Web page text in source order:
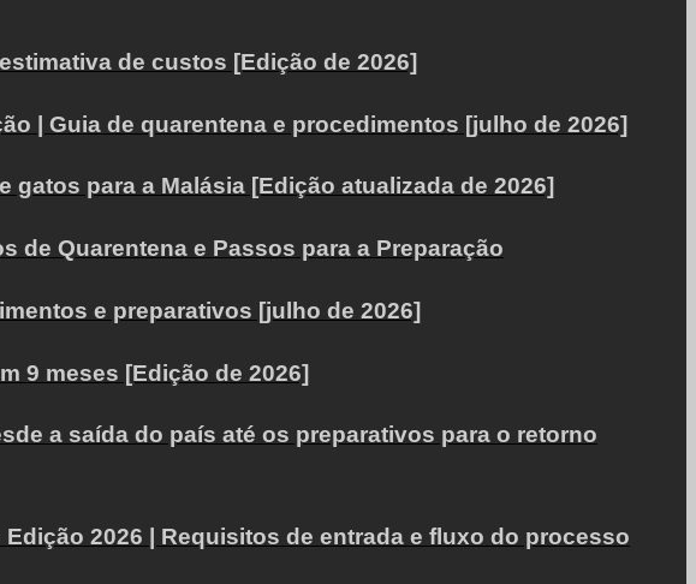
de custos [Edição de 2026]
| Guia de quarentena e procedimentos [julho de 2026]
para a Malásia [Edição atualizada de 2026]
de Quarentena e Passos para a Preparação
e preparativos [julho de 2026]
9 meses [Edição de 2026]
a saída do país até os preparativos para o retorno
2026 | Requisitos de entrada e fluxo do processo